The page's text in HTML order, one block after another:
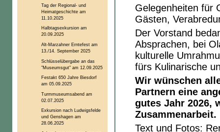
Gelegenheiten für
Gästen,
Der Vorstand
Absprachen, bei
kulturelle
fürs Kulinarische
Wir wünschen
Partnern eine
gutes Jahr 2026,
Zusammenarbeit.
Text und Fotos:
Tag der Regional- und
Heimatgeschichte am
11.10.2025
Halbtagsexkursion am
20.09.2025
Alt-Marzahner Erntefest am
13./14. September 2025
Schlüsselübergabe an das
"Museumsgut" am 12.09.2025
Festakt 650 Jahre Biesdorf
am 05.09.2025
Turmmuseumsabend am
02.07.2025
Exkursion nach Ludwigsfelde
und Genshagen am
28.06.2025